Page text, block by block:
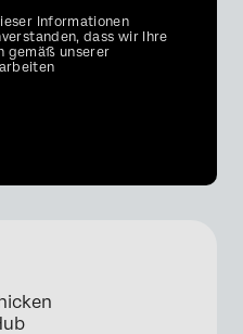
Informationen
dass wir Ihre
gemäß unserer